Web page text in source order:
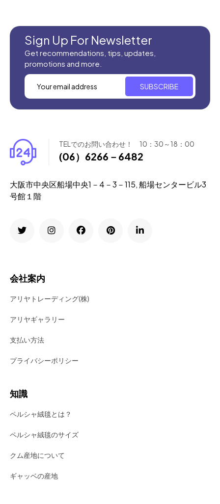
Sign Up For Newsletter
Get recommendations, tips, updates,
promotions and more.
SUBSCRIBE
TELでのお問い合わせ！ 10：30～18：00
(06）6266－6482
大阪市中央区船場中央1－4－3－115, 船場センタービル3
号館１階
会社案内
アリヤトレーディング(株)
アリヤギャラリー
支払い方法
プライバシーポリシー
知識
ペルシャ絨毯とは？
ペルシャ絨毯のサイズ
クム産地について
ギャッベの産地